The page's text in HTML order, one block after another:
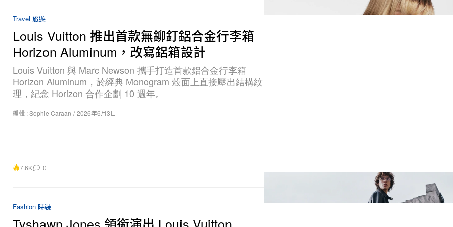
Travel 旅遊
Louis Vuitton 推出首款無鉚釘鋁合金行李箱
Horizon Aluminum，改寫鋁箱設計
Louis Vuitton 與 Marc Newson 攜手打造首款鋁合金行李箱
Horizon Aluminum，於經典 Monogram 殼面上直接壓出結構紋
理，紀念 Horizon 合作企劃 10 週年。
編輯 :Sophie Caraan / 2026年6月3日
7.6K 0
Fashion 時裝